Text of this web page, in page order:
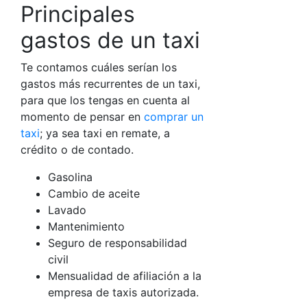
Principales
gastos de un taxi
Te contamos cuáles serían los
gastos más recurrentes de un taxi,
para que los tengas en cuenta al
momento de pensar en comprar un
taxi; ya sea taxi en remate, a
crédito o de contado.
Gasolina
Cambio de aceite
Lavado
Mantenimiento
Seguro de responsabilidad
civil
Mensualidad de afiliación a la
empresa de taxis autorizada.